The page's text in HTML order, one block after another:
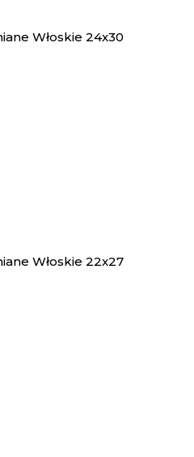
Włoskie 24x30
Włoskie 22x27